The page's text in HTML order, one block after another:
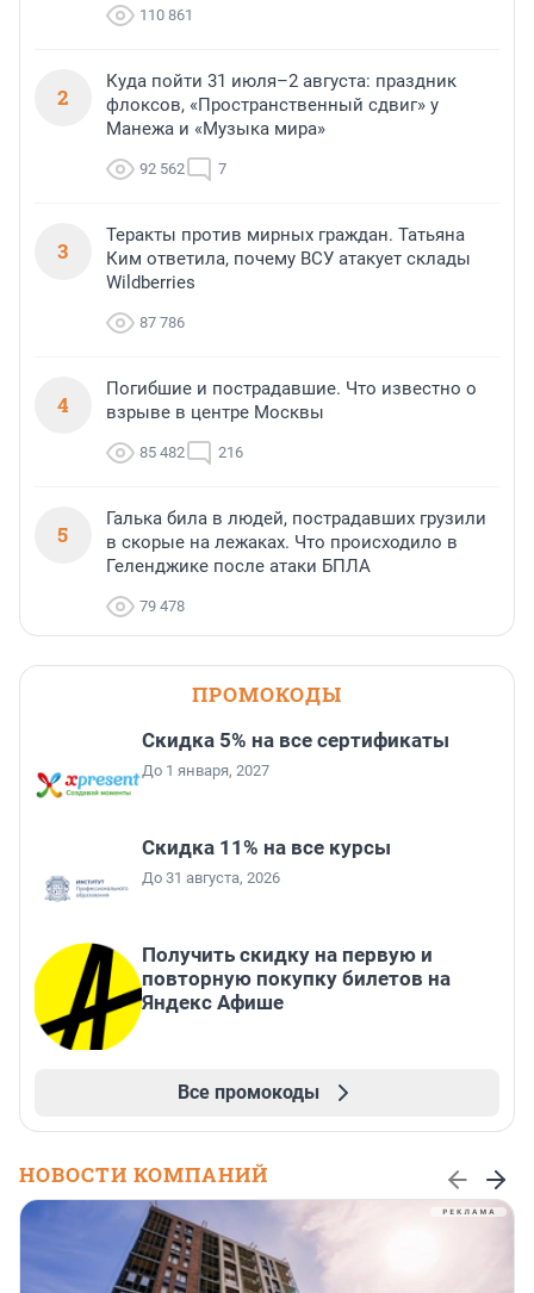
110 861
2
Куда пойти 31 июля–2 августа: праздник
флоксов, «Пространственный сдвиг» у
Манежа и «Музыка мира»
92 562 7
3
Теракты против мирных граждан. Татьяна
Ким ответила, почему ВСУ атакует склады
Wildberries
87 786
4
Погибшие и пострадавшие. Что известно о
взрыве в центре Москвы
85 482 216
5
Галька била в людей, пострадавших грузили
в скорые на лежаках. Что происходило в
Геленджике после атаки БПЛА
79 478
ПРОМОКОДЫ
Скидка 5% на все сертификаты
До 1 января, 2027
Скидка 11% на все курсы
До 31 августа, 2026
Получить скидку на первую и
повторную покупку билетов на
Яндекс Афише
Все промокоды
НОВОСТИ КОМПАНИЙ